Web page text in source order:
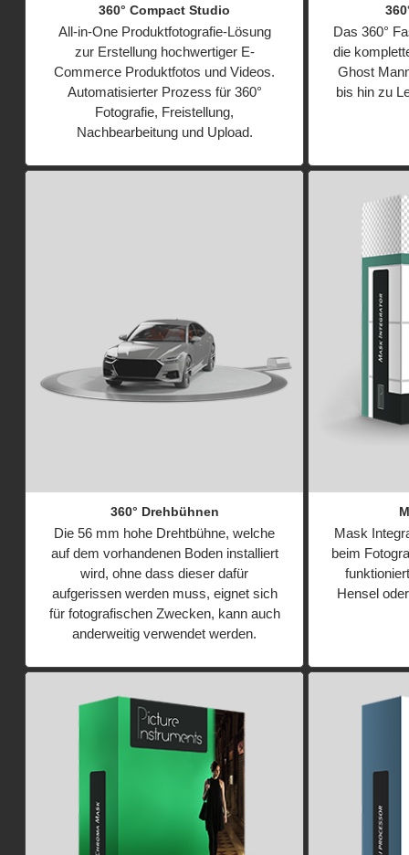
360° Compact Studio
All-in-One Produktfotografie-Lösung
zur Erstellung hochwertiger E-
Commerce Produktfotos und Videos.
Automatisierter Prozess für 360°
Fotografie, Freistellung,
Nachbearbeitung und Upload.
Das 360°
die
Ghost
bis hin zu
360° Drehbühnen
Die 56 mm hohe Drehtbühne, welche
auf dem vorhandenen Boden installiert
wird, ohne dass dieser dafür
aufgerissen werden muss, eignet sich
für fotografischen Zwecken, kann auch
anderweitig verwendet werden.
Mask
beim
Hensel